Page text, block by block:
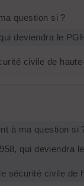
question si ?
deviendra le
civile de
à ma question si
qui deviendra
sécurité civile de